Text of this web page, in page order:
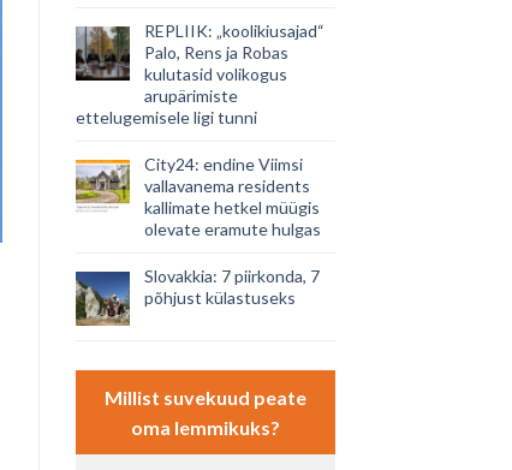
REPLIIK: „koolikiusajad“
Palo, Rens ja Robas
kulutasid volikogus
arupärimiste
ettelugemisele ligi tunni
City24: endine Viimsi
vallavanema residents
kallimate hetkel müügis
olevate eramute hulgas
Slovakkia: 7 piirkonda, 7
põhjust külastuseks
Millist suvekuud peate
oma lemmikuks?